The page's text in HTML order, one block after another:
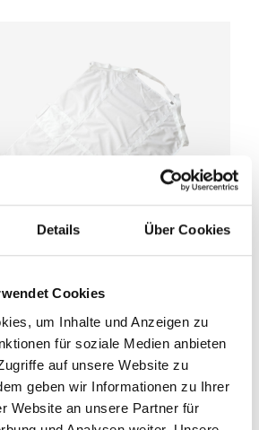
Details Über Cookies
Cookies
um Inhalte und Anzeigen zu
für soziale Medien anbieten
auf unsere Website zu
geben wir Informationen zu Ihrer
Website an unsere Partner für
Sondermaß – Auf